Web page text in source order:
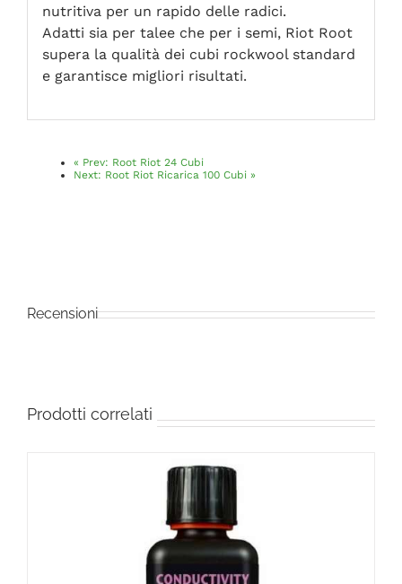
nutritiva per un rapido delle radici.
Adatti sia per talee che per i semi, Riot Root
supera la qualità dei cubi rockwool standard
e garantisce migliori risultati.
« Prev: Root Riot 24 Cubi
Next: Root Riot Ricarica 100 Cubi »
Recensioni
Prodotti correlati